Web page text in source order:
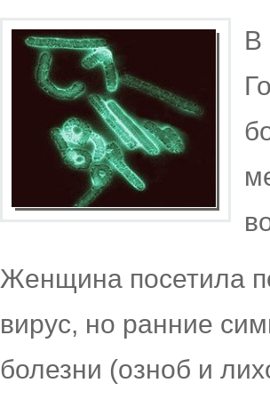
В
Женщина посетила
вирус, но ранние
болезни (озноб и